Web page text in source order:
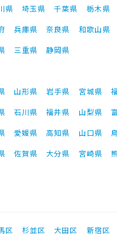
県 埼玉県 千葉県 栃木県
兵庫県 奈良県 和歌山県
三重県
静岡県
山形県 岩手県 宮城県
石川県 福井県 山梨県
愛媛県 高知県 山口県
佐賀県 大分県 宮崎県
区 杉並区 大田区 新宿区